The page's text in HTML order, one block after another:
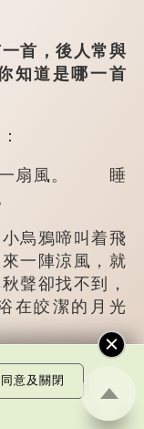
首，後人常與
知道是哪一首
一扇風。 睡
烏鴉啼叫着飛
一陣涼風，就
聲卻找不到，
在皎潔的月光
同意及關閉